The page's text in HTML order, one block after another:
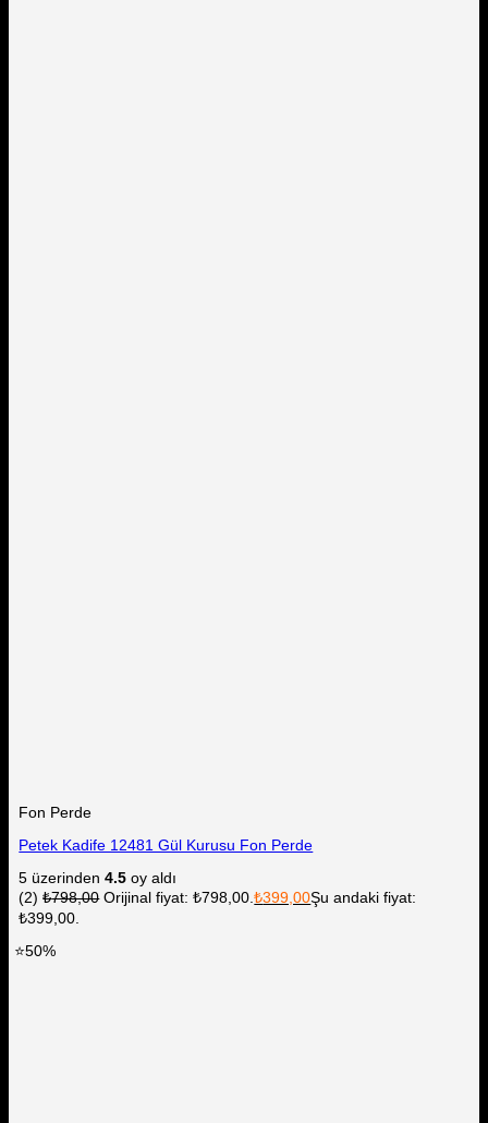
Fon Perde
Petek Kadife 12481 Gül Kurusu Fon Perde
5 üzerinden4.5 oy aldı
(2) ₺798,00 Orijinal fiyat: ₺798,00.₺399,00Şu andaki fiyat:
₺399,00.
⭐50%